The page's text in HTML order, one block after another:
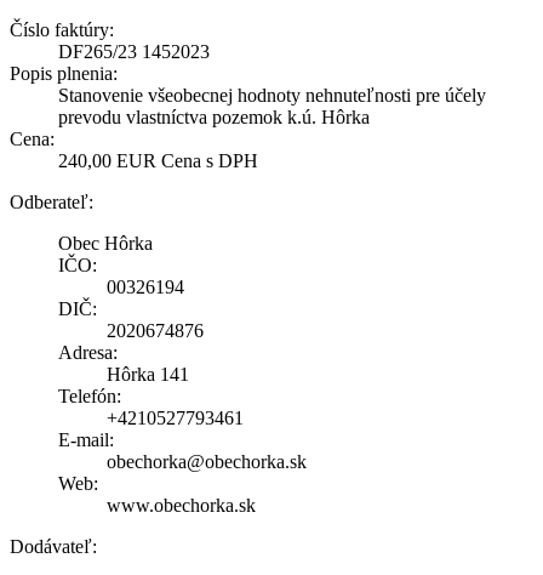
Číslo faktúry:
DF265/23 1452023
Popis plnenia:
Stanovenie všeobecnej hodnoty nehnuteľnosti pre účely
prevodu vlastníctva pozemok k.ú. Hôrka
Cena:
240,00 EUR Cena s DPH
Odberateľ:
Obec Hôrka
IČO:
00326194
DIČ:
2020674876
Adresa:
Hôrka 141
Telefón:
+4210527793461
E-mail:
obechorka@obechorka.sk
Web:
www.obechorka.sk
Dodávateľ: